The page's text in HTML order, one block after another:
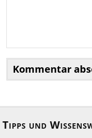
Tipps und